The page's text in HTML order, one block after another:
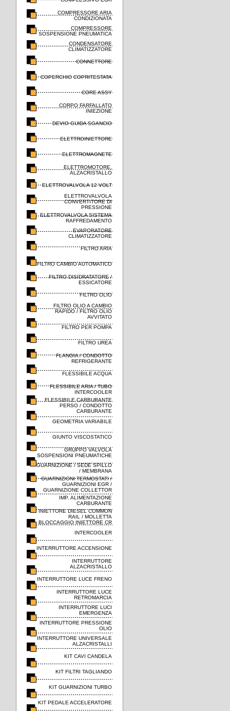
COMPRESSORE ARIA
CONDIZIONATA
COMPRESSORE
SOSPENSIONE PNEUMATICA
CONDENSATORE
CLIMATIZZATORE
CONNETTORE
COPERCHIO COPRITESTATA
CORE ASSY
CORPO FARFALLATO
INIEZIONE
DEVIO GUIDA SGANCIO
ELETTROINIETTORE
ELETTROMAGNETE
ELETTROMOTORE,
ALZACRISTALLO
ELETTROVALVOLA 12 VOLT
ELETTROVALVOLA
CONVERTITORE DI
PRESSIONE
ELETTROVALVOLA SISTEMA
RAFFREDAMENTO
EVAPORATORE
CLIMATIZZATORE
FILTRO ARIA
FILTRO CAMBIO AUTOMATICO
FILTRO DISIDRATATORE /
ESSICATORE
FILTRO OLIO
FILTRO OLIO A CAMBIO
RAPIDO / FILTRO OLIO
AVVITATO
FILTRO PER POMPA
FILTRO UREA
FLANGIA / CONDOTTO
REFRIGERANTE
FLESSIBILE ACQUA
FLESSIBILE ARIA / TUBO
INTERCOOLER
FLESSIBILE CARBURANTE
PERSO / CONDOTTO
CARBURANTE
GEOMETRIA VARIABILE
GIUNTO VISCOSTATICO
GRUPPO VALVOLA
SOSPENSIONI PNEUMATICHE
GUARNIZIONE / SEDE SPILLO
/ MEMBRANA
GUARNIZIONI TERMOSTATI /
GUARNIZIONI EGR /
GUARNIZIONE COLLETTOR
IMP. ALIMENTAZIONE
CARBURANTE
INIETTORE DIESEL COMMON
RAIL / MOLLETTA
BLOCCAGGIO INIETTORE CR
INTERCOOLER
INTERRUTTORE ACCENSIONE
INTERRUTTORE
ALZACRISTALLO
INTERRUTTORE LUCE FRENO
INTERRUTTORE LUCE
RETROMARCIA
INTERRUTTORE LUCI
EMERGENZA
INTERRUTTORE PRESSIONE
OLIO
INTERRUTTORE UNIVERSALE
ALZACRISTALLI
KIT CAVI CANDELA
KIT FILTRI TAGLIANDO
KIT GUARNIZIONI TURBO
KIT PEDALE ACCELERATORE